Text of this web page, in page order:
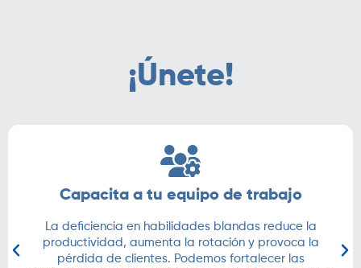
¡Únete!
Capacita a tu equipo de trabajo
La deficiencia en habilidades blandas reduce la
productividad, aumenta la rotación y provoca la
pérdida de clientes. Podemos fortalecer las